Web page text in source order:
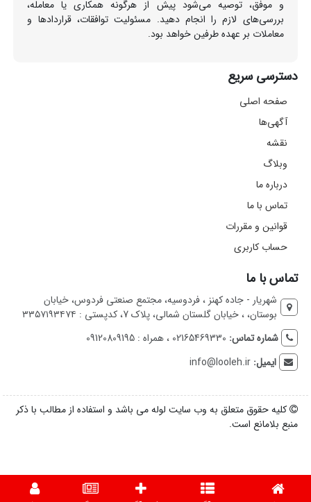
و موفق، توصیه می‌شود پیش از هرگونه همکاری یا معامله،
بررسی‌های لازم را انجام دهید. مسئولیت توافقات، قراردادها و
معاملات بر عهده طرفین خواهد بود.
دسترسی سریع
صفحه اصلی
آگهی‌ها
نقشه
وبلاگ
درباره ما
تماس با ما
قوانین و مقررات
حساب کاربری
تماس با ما
شهریار - جاده کهنز ، فردوسیه، مجتمع صنعتی فردوس، خیابان
بوستان، ، خیابان گلستان شمالی، پلاک 7، کدپستی : ۳۳۵۷۱۹۳۴۷۴
شماره تماس: 02165469330 ، همراه : 09120809195
ایمیل:info@looleh.ir
کلیه حقوق متعلق به وب سایت لوله می باشد و استفاده از مطالب با ذکر
منبع بلامانع است.